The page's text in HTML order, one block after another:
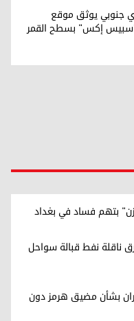
جنوبي يوثق موقع
إكس" بسطح القمر
بتهم فساد في بغداد
ناقلة نفط قبالة سواحل
بشأن مضيق هرمز دون